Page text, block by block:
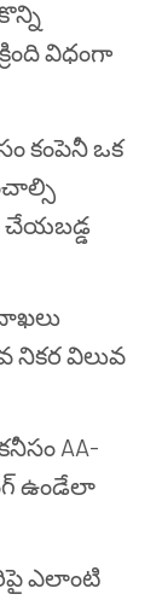
విధంగా
కంపెనీ ఒక
నికర విలువ
AA-
ఉండేలా
ఎలాంటి